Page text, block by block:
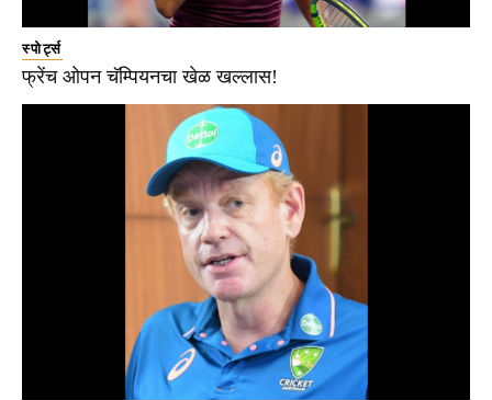
स्पोर्ट्स
फ्रेंच ओपन चॅम्पियनचा खेळ खल्लास!